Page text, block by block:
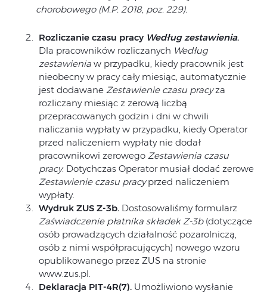
chorobowego (M.P. 2018, poz. 229).
Rozliczanie czasu pracy Według zestawienia.
Dla pracowników rozliczanych Według
zestawienia w przypadku, kiedy pracownik jest
nieobecny w pracy cały miesiąc, automatycznie
jest dodawane Zestawienie czasu pracyza
rozliczany miesiąc z zerową liczbą
przepracowanych godzin i dni w chwili
naliczania wypłaty w przypadku, kiedy Operator
przed naliczeniem wypłaty nie dodał
pracownikowi zerowego Zestawienia czasu
pracy. Dotychczas Operator musiał dodać zerowe
Zestawienie czasu pracyprzed naliczeniem
wypłaty.
Wydruk ZUS Z-3b. Dostosowaliśmy formularz
Zaświadczenie płatnika składek Z-3b(dotyczące
osób prowadzących działalność pozarolniczą,
osób z nimi współpracujących) nowego wzoru
opublikowanego przez ZUS na stronie
www.zus.pl.
Deklaracja PIT-4R(7). Umożliwiono wysłanie